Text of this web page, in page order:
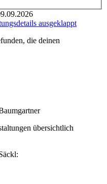
ausgeklappt
die deinen
übersichtlich